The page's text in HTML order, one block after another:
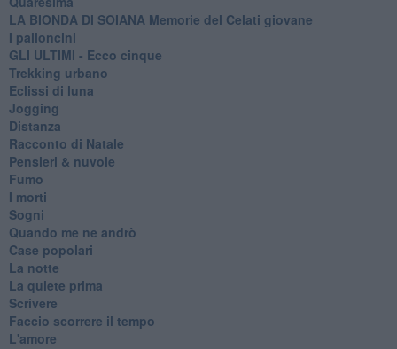
LA BIONDA DI SOIANA Memorie del Celati giovane
I palloncini
GLI ULTIMI - Ecco cinque
Trekking urbano
Eclissi di luna
Jogging
Distanza
Racconto di Natale
Pensieri & nuvole
Fumo
I morti
Sogni
Quando me ne andrò
Case popolari
La notte
La quiete prima
Scrivere
Faccio scorrere il tempo
L'amore